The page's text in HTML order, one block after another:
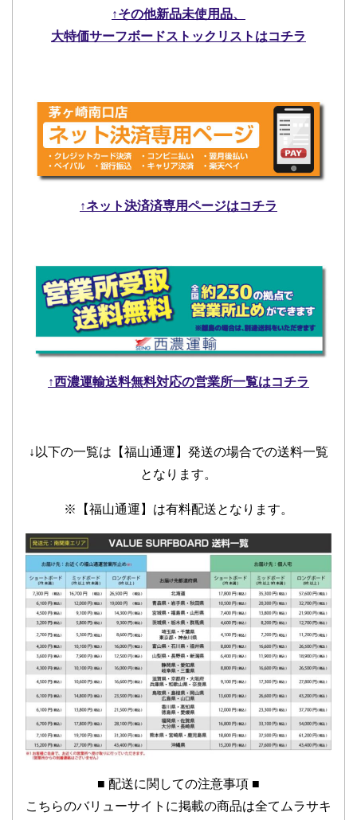
↑その他新品未使用品、
大特価サーフボードストックリストはコチラ
↑ネット決済済専用ページはコチラ
↑西濃運輸送料無料対応の営業所一覧はコチラ
↓以下の一覧は【福山通運】発送の場合での送料一覧
となります。
※【福山通運】は有料配送となります。
■ 配送に関しての注意事項 ■
こちらのバリューサイトに掲載の商品は全てムラサキ